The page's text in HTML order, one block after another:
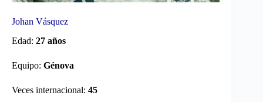
Johan Vásquez
Edad: 27 años
Equipo: Génova
Veces internacional: 45